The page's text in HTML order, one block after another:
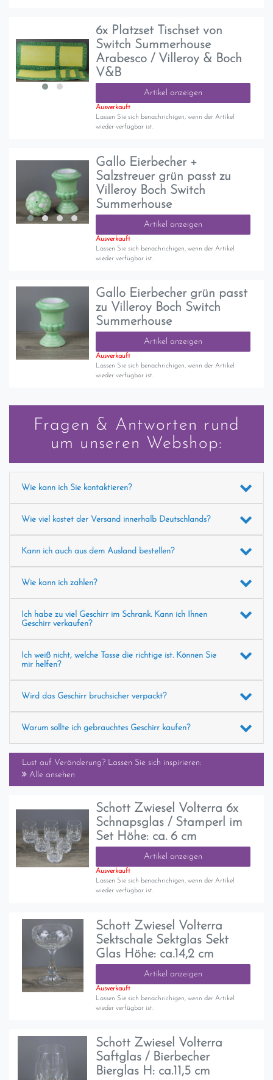
6x Platzset Tischset von
Switch Summerhouse
Arabesco / Villeroy & Boch
V&B
Artikel anzeigen
Ausverkauft
Lassen Sie sich benachrichigen, wenn der Artikel
wieder verfügbar ist.
Gallo Eierbecher +
Salzstreuer grün passt zu
Villeroy Boch Switch
Summerhouse
Artikel anzeigen
Ausverkauft
Lassen Sie sich benachrichigen, wenn der Artikel
wieder verfügbar ist.
Gallo Eierbecher grün passt
zu Villeroy Boch Switch
Summerhouse
Artikel anzeigen
Ausverkauft
Lassen Sie sich benachrichigen, wenn der Artikel
wieder verfügbar ist.
Fragen & Antworten rund
um unseren Webshop:
Wie kann ich Sie kontaktieren?
Wie viel kostet der Versand innerhalb Deutschlands?
Kann ich auch aus dem Ausland bestellen?
Wie kann ich zahlen?
Ich habe zu viel Geschirr im Schrank. Kann ich Ihnen
Geschirr verkaufen?
Ich weiß nicht, welche Tasse die richtige ist. Können Sie
mir helfen?
Wird das Geschirr bruchsicher verpackt?
Warum sollte ich gebrauchtes Geschirr kaufen?
Lust auf Veränderung? Lassen Sie sich inspirieren:
Alle ansehen
Schott Zwiesel Volterra 6x
Schnapsglas / Stamperl im
Set Höhe: ca. 6 cm
Artikel anzeigen
Ausverkauft
Lassen Sie sich benachrichigen, wenn der Artikel
wieder verfügbar ist.
Schott Zwiesel Volterra
Sektschale Sektglas Sekt
Glas Höhe: ca.14,2 cm
Artikel anzeigen
Ausverkauft
Lassen Sie sich benachrichigen, wenn der Artikel
wieder verfügbar ist.
Schott Zwiesel Volterra
Saftglas / Bierbecher
Bierglas H: ca.11,5 cm